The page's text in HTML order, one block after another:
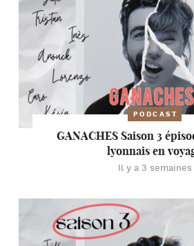
PODCAST
GANACHES Saison 3
lyonnais en
Il y a 3 semaines